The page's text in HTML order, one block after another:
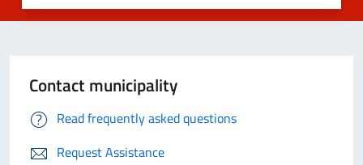
Contact municipality
Read frequently asked questions
Request Assistance